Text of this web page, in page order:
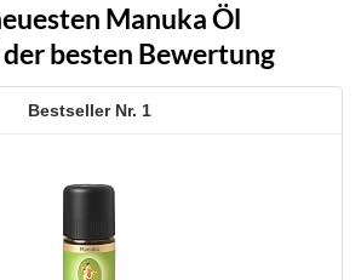
Manuka Öl
besten Bewertung
1